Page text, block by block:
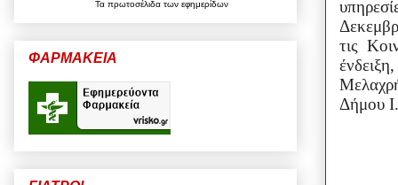
τις
Δήμου
Τα πρωτοσέλιδα των εφημερίδων
ΦΑΡΜΑΚΕΙΑ